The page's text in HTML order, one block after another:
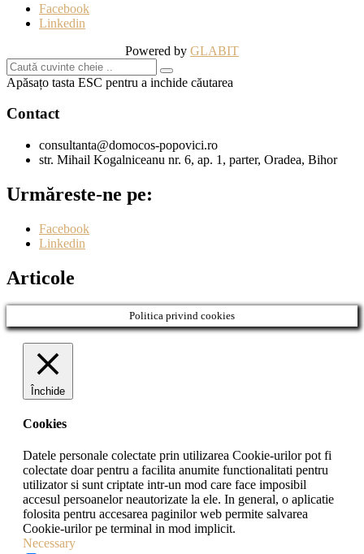
Facebook
Linkedin
Powered by GLABIT
Apăsațo tasta ESC pentru a inchide căutarea
Contact
consultanta@domocos-popovici.ro
str. Mihail Kogalniceanu nr. 6, ap. 1, parter, Oradea, Bihor
Urmăreste-ne pe:
Facebook
Linkedin
Articole
Politica privind cookies
Închide
Cookies
Datele personale colectate prin utilizarea Cookie-urilor pot fi
colectate doar pentru a facilita anumite functionalitati pentru
utilizator si sunt criptate intr-un mod care face imposibil
accesul persoanelor neautorizate la ele. In general, o aplicatie
folosita pentru accesarea paginilor web permite salvarea
Cookie-urilor pe terminal in mod implicit.
Necessary